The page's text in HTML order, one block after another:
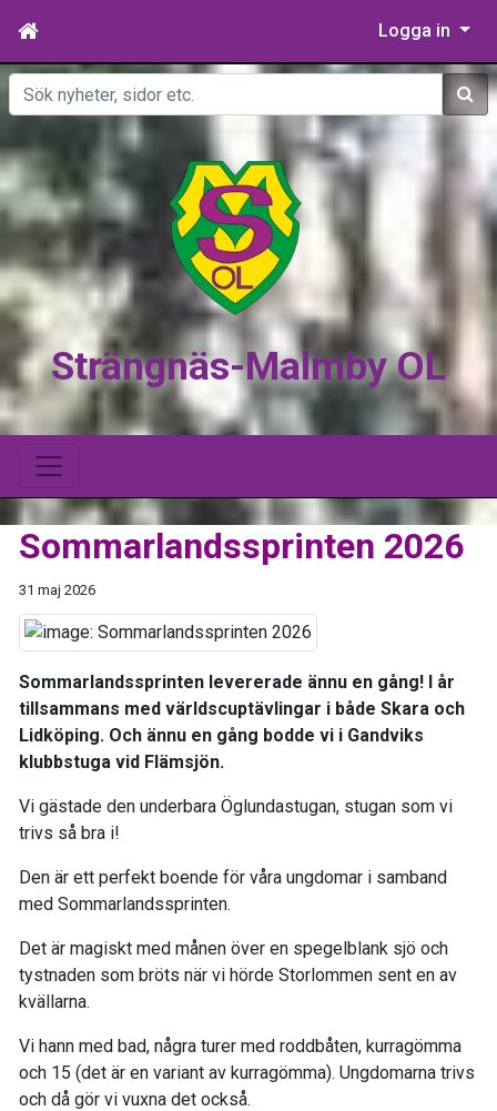
Logga in
Sök
Strängnäs-Malmby OL
Sommarlandssprinten 2026
31 maj 2026
Sommarlandssprinten levererade ännu en gång! I år
tillsammans med världscuptävlingar i både Skara och
Lidköping. Och ännu en gång bodde vi i Gandviks
klubbstuga vid Flämsjön.
Vi gästade den underbara Öglundastugan, stugan som vi
trivs så bra i!
Den är ett perfekt boende för våra ungdomar i samband
med Sommarlandssprinten.
Det är magiskt med månen över en spegelblank sjö och
tystnaden som bröts när vi hörde Storlommen sent en av
kvällarna.
Vi hann med bad, några turer med roddbåten, kurragömma
och 15 (det är en variant av kurragömma). Ungdomarna trivs
och då gör vi vuxna det också.